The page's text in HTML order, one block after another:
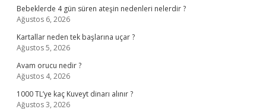
Bebeklerde 4 gün süren ateşin nedenleri nelerdir ?
Ağustos 6, 2026
Kartallar neden tek başlarına uçar ?
Ağustos 5, 2026
Avam orucu nedir ?
Ağustos 4, 2026
1000 TL’ye kaç Kuveyt dinarı alınır ?
Ağustos 3, 2026